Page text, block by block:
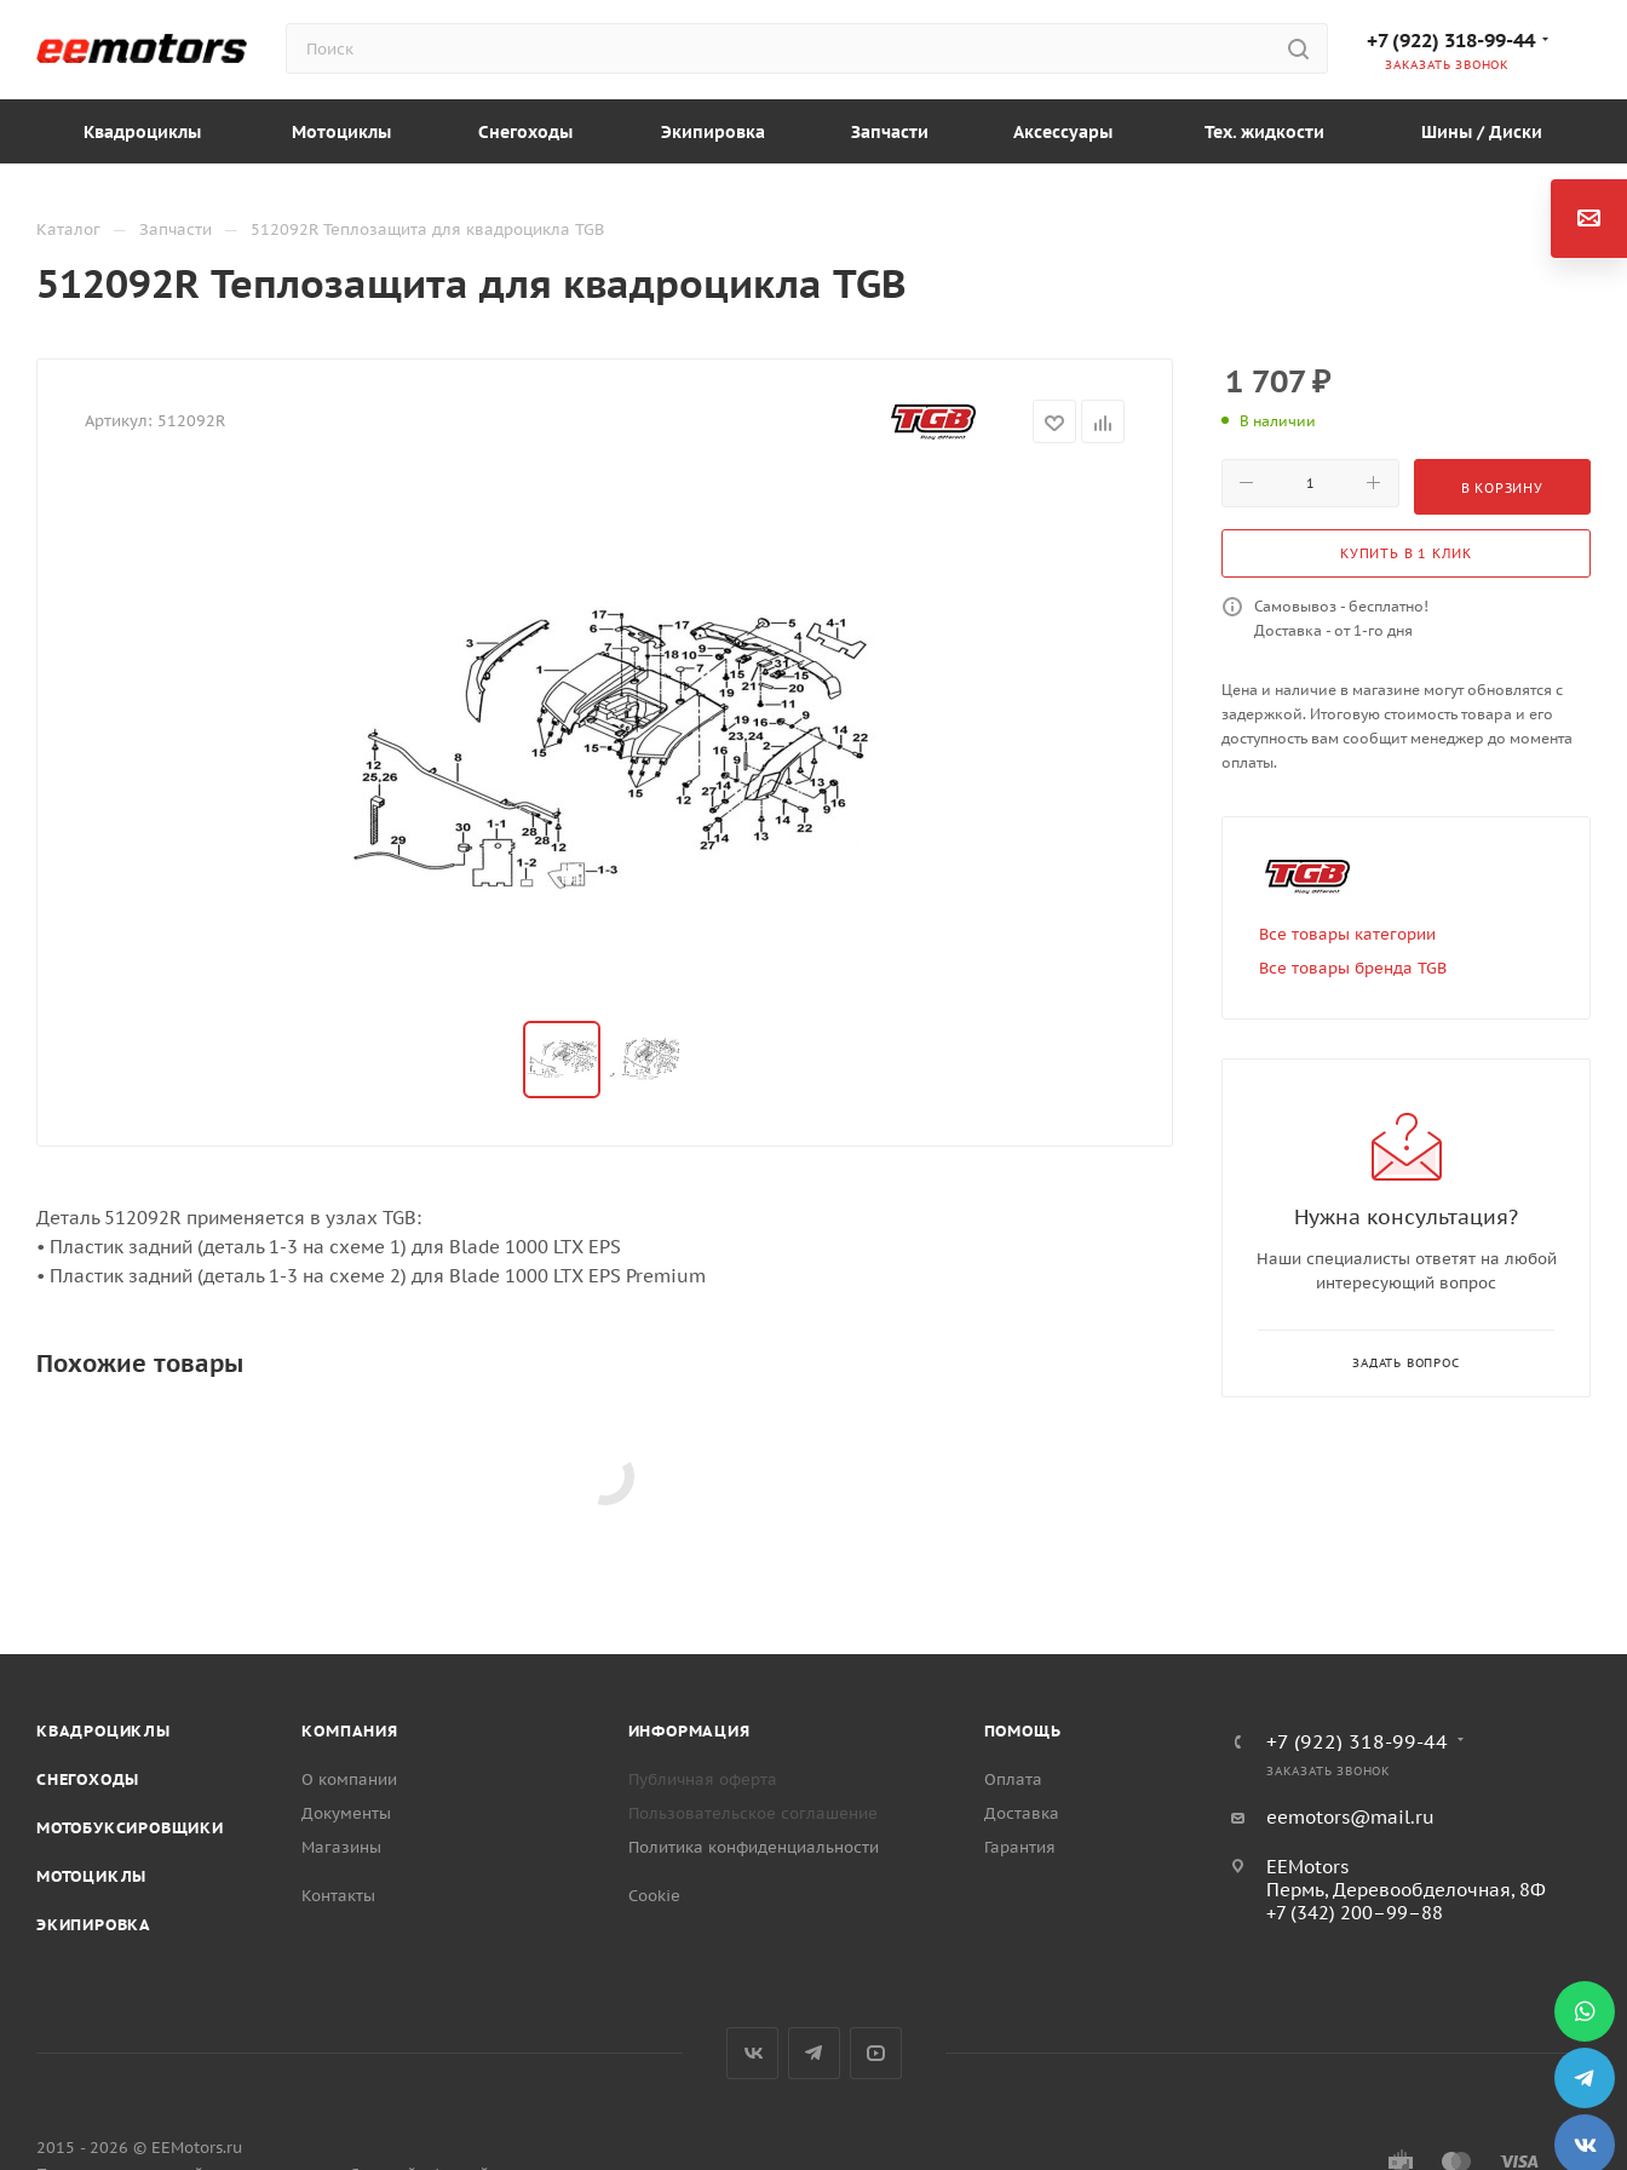
+7 (922) 318-99-44
ЗАКАЗАТЬ ЗВОНОК
Квадроциклы Мотоциклы Снегоходы Экипировка Запчасти Аксессуары Тех. жидкости Шины / Диски
Каталог — Запчасти — 512092R Теплозащита для квадроцикла TGB
512092R Теплозащита для квадроцикла TGB
Артикул: 512092R
Деталь 512092R применяется в узлах TGB:
• Пластик задний (деталь 1-3 на схеме 1) для Blade 1000 LTX EPS
• Пластик задний (деталь 1-3 на схеме 2) для Blade 1000 LTX EPS Premium
Похожие товары
1 707₽
В наличии
В КОРЗИНУ
КУПИТЬ В 1 КЛИК
Самовывоз - бесплатно!
Доставка - от 1-го дня
Цена и наличие в магазине могут обновлятся с
задержкой. Итоговую стоимость товара и его
доступность вам сообщит менеджер до момента
оплаты.
Все товары категории
Все товары бренда TGB
Нужна консультация?
Наши специалисты ответят на любой
интересующий вопрос
ЗАДАТЬ ВОПРОС
КВАДРОЦИКЛЫ
СНЕГОХОДЫ
МОТОБУКСИРОВЩИКИ
МОТОЦИКЛЫ
ЭКИПИРОВКА
КОМПАНИЯ
О компании
Документы
Магазины
Контакты
ИНФОРМАЦИЯ
Публичная оферта
Пользовательское соглашение
Политика конфиденциальности
Cookie
ПОМОЩЬ
Оплата
Доставка
Гарантия
+7 (922) 318-99-44
ЗАКАЗАТЬ ЗВОНОК
eemotors@mail.ru
EEMotors
Пермь, Деревообделочная, 8Ф
+7 (342) 200–99–88
2015 - 2026 © EEMotors.ru